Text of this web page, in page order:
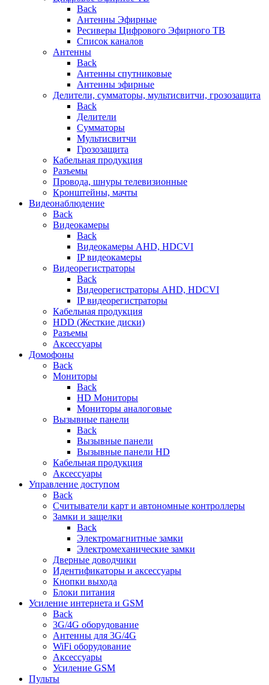
Back
Антенны Эфирные
Ресиверы Цифрового Эфирного ТВ
Список каналов
Антенны
Back
Антенны спутниковые
Антенны эфирные
Делители, сумматоры, мультисвитчи, грозозащита
Back
Делители
Сумматоры
Мультисвитчи
Грозозащита
Кабельная продукция
Разъемы
Провода, шнуры телевизионные
Кронштейны, мачты
Видеонаблюдение
Back
Видеокамеры
Back
Видеокамеры AHD, HDCVI
IP видеокамеры
Видеорегистраторы
Back
Видеорегистраторы AHD, HDCVI
IP видеорегистраторы
Кабельная продукция
HDD (Жесткие диски)
Разъемы
Аксессуары
Домофоны
Back
Мониторы
Back
HD Мониторы
Мониторы аналоговые
Вызывные панели
Back
Вызывные панели
Вызывные панели HD
Кабельная продукция
Аксессуары
Управление доступом
Back
Считыватели карт и автономные контроллеры
Замки и защелки
Back
Электромагнитные замки
Электромеханические замки
Дверные доводчики
Идентификаторы и аксессуары
Кнопки выхода
Блоки питания
Усиление интернета и GSM
Back
3G/4G оборудование
Антенны для 3G/4G
WiFi оборудование
Аксессуары
Усиление GSM
Пульты